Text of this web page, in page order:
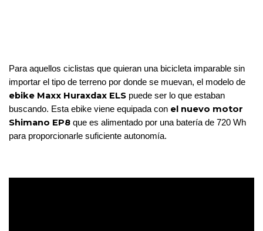
Para aquellos ciclistas que quieran una bicicleta imparable sin
ebike Maxx Huraxdax ELS puede ser lo que estaban
buscando. Esta ebike viene equipada con el nuevo motor
Shimano EP8 que es alimentado por una batería de 720 Wh
para proporcionarle suficiente autonomía.